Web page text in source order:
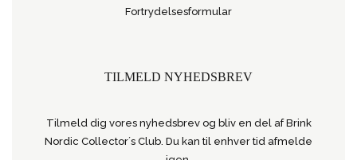
Fortrydelsesformular
TILMELD NYHEDSBREV
Tilmeld dig vores nyhedsbrev og bliv en del af Brink
Nordic Collector´s Club. Du kan til enhver tid afmelde